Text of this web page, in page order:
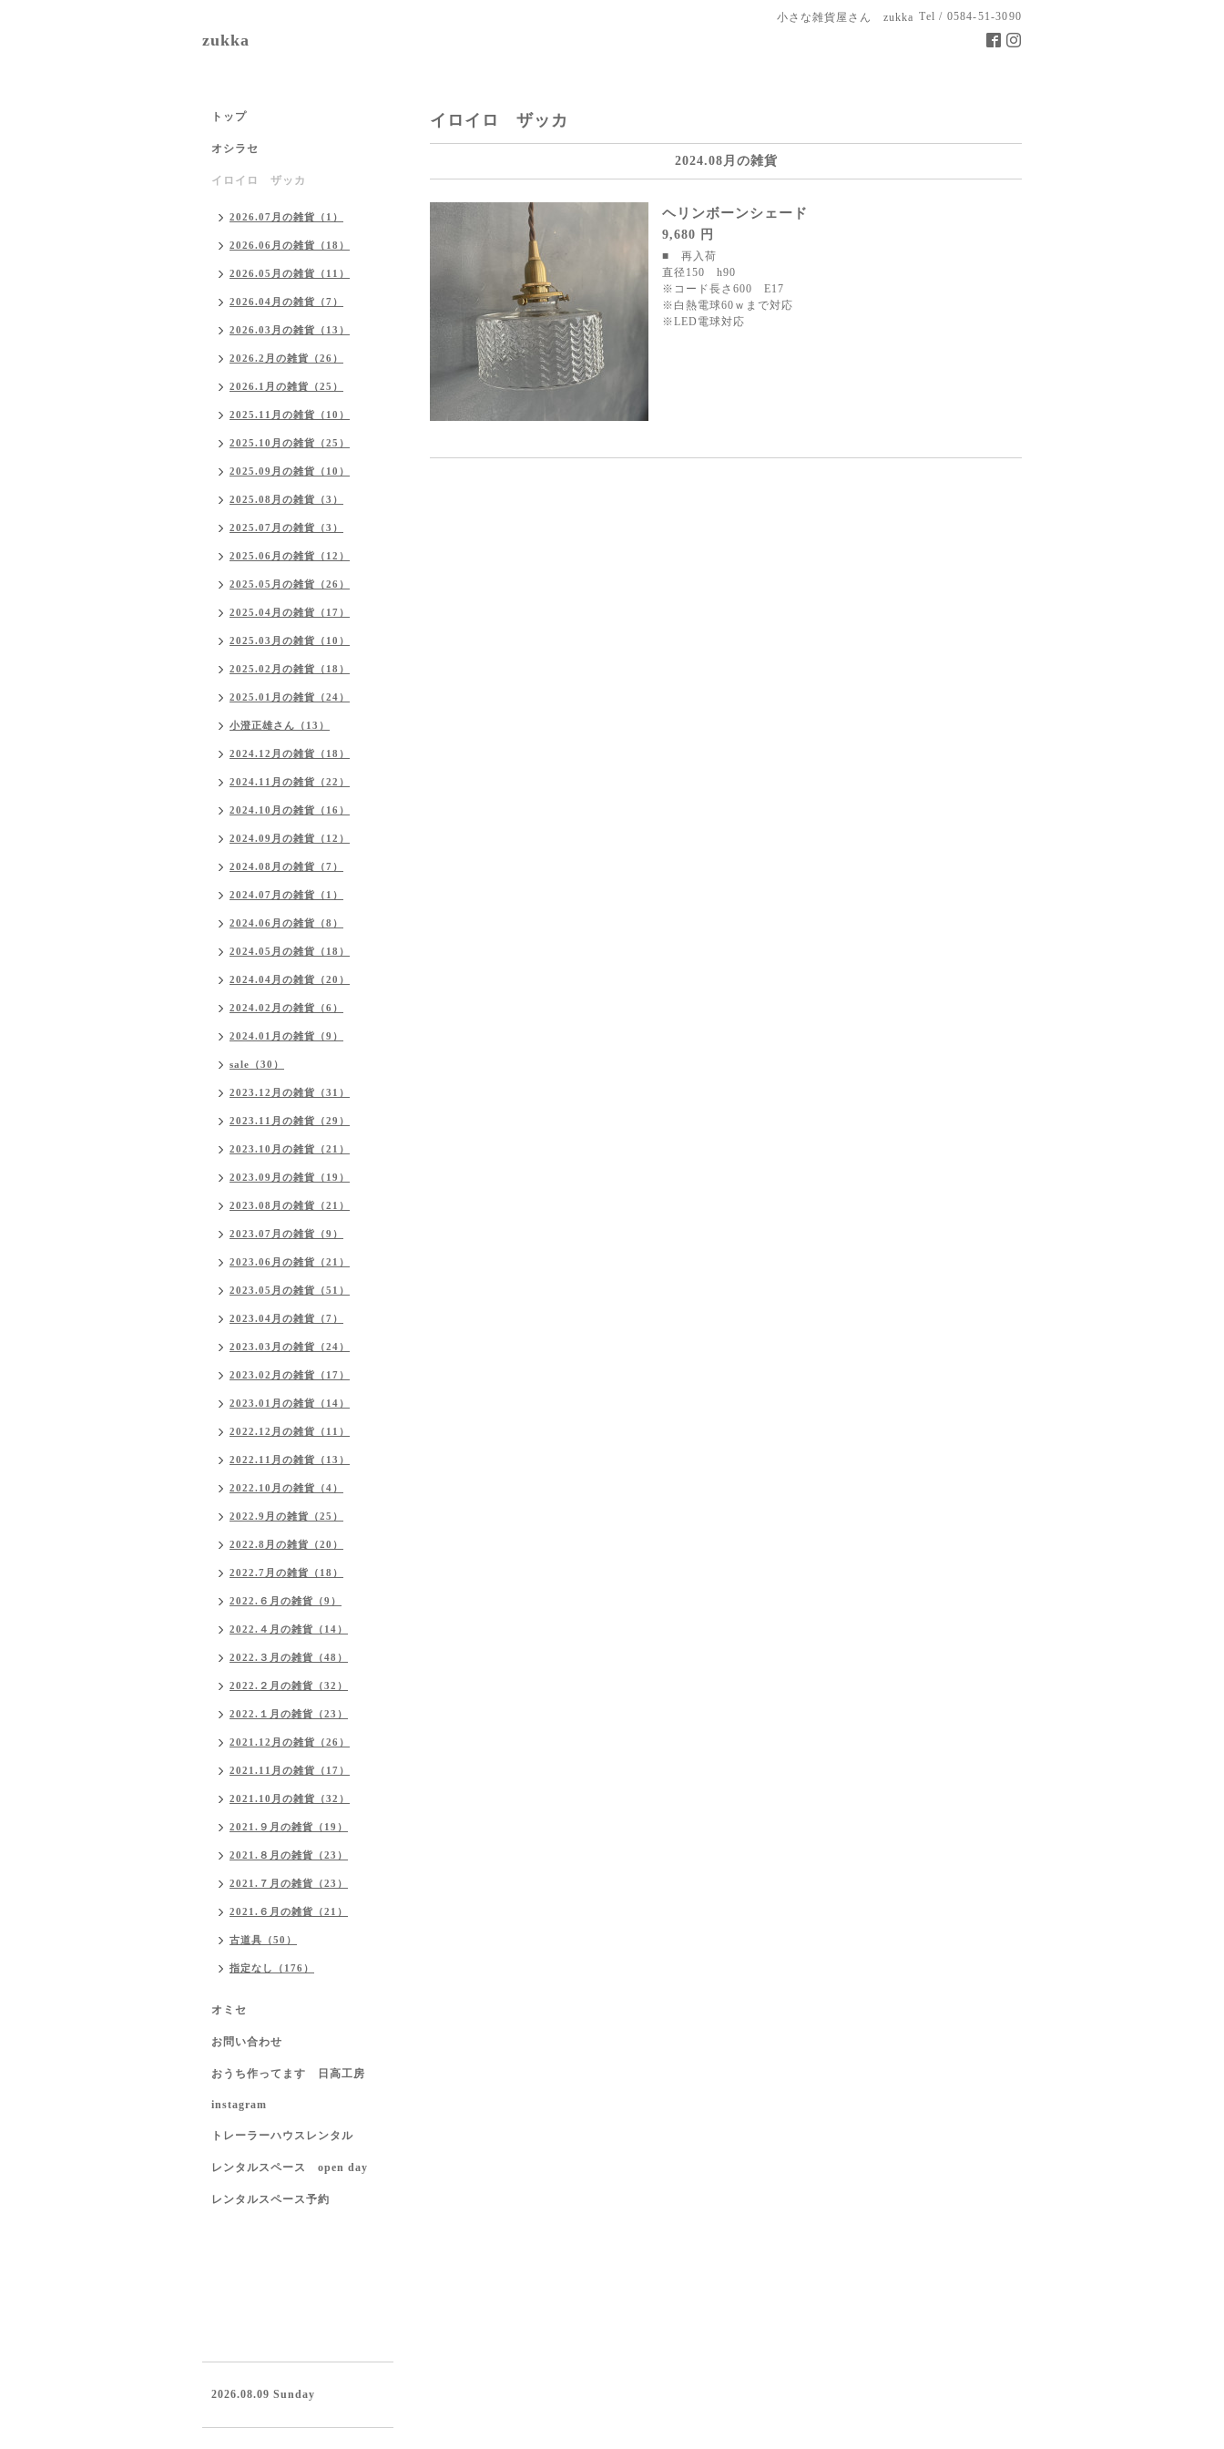
小さな雑貨屋さん zukka Tel / 0584-51-3090
zukka
イロイロ ザッカ
2024.08月の雑貨
ヘリンボーンシェード
9,680 円
■ 再入荷
直径150 h90
※コード長さ600 E17
※白熱電球60ｗまで対応
※LED電球対応
トップ
オシラセ
イロイロ ザッカ
2026.07月の雑貨（1）
2026.06月の雑貨（18）
2026.05月の雑貨（11）
2026.04月の雑貨（7）
2026.03月の雑貨（13）
2026.2月の雑貨（26）
2026.1月の雑貨（25）
2025.11月の雑貨（10）
2025.10月の雑貨（25）
2025.09月の雑貨（10）
2025.08月の雑貨（3）
2025.07月の雑貨（3）
2025.06月の雑貨（12）
2025.05月の雑貨（26）
2025.04月の雑貨（17）
2025.03月の雑貨（10）
2025.02月の雑貨（18）
2025.01月の雑貨（24）
小澄正雄さん（13）
2024.12月の雑貨（18）
2024.11月の雑貨（22）
2024.10月の雑貨（16）
2024.09月の雑貨（12）
2024.08月の雑貨（7）
2024.07月の雑貨（1）
2024.06月の雑貨（8）
2024.05月の雑貨（18）
2024.04月の雑貨（20）
2024.02月の雑貨（6）
2024.01月の雑貨（9）
sale（30）
2023.12月の雑貨（31）
2023.11月の雑貨（29）
2023.10月の雑貨（21）
2023.09月の雑貨（19）
2023.08月の雑貨（21）
2023.07月の雑貨（9）
2023.06月の雑貨（21）
2023.05月の雑貨（51）
2023.04月の雑貨（7）
2023.03月の雑貨（24）
2023.02月の雑貨（17）
2023.01月の雑貨（14）
2022.12月の雑貨（11）
2022.11月の雑貨（13）
2022.10月の雑貨（4）
2022.9月の雑貨（25）
2022.8月の雑貨（20）
2022.7月の雑貨（18）
2022.６月の雑貨（9）
2022.４月の雑貨（14）
2022.３月の雑貨（48）
2022.２月の雑貨（32）
2022.１月の雑貨（23）
2021.12月の雑貨（26）
2021.11月の雑貨（17）
2021.10月の雑貨（32）
2021.９月の雑貨（19）
2021.８月の雑貨（23）
2021.７月の雑貨（23）
2021.６月の雑貨（21）
古道具（50）
指定なし（176）
オミセ
お問い合わせ
おうち作ってます 日高工房
instagram
トレーラーハウスレンタル
レンタルスペース open day
レンタルスペース予約
2026.08.09 Sunday